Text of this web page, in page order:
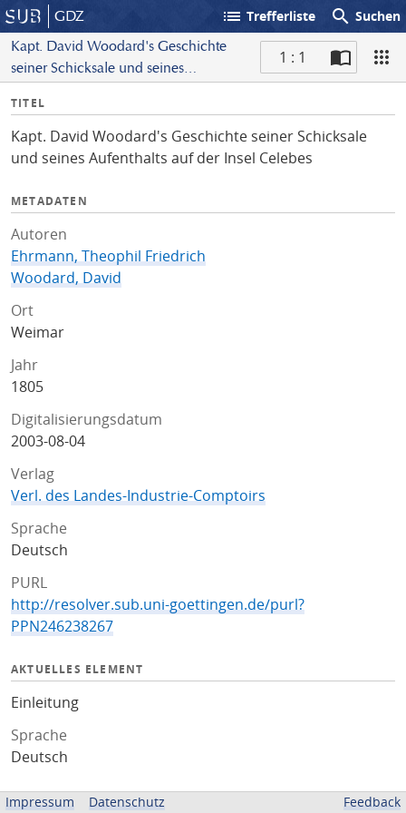
GDZ list Trefferliste search Suchen
Kapt. David Woodard's Geschichte
seiner Schicksale und seines
1 : 1
I
f
o
TITEL
Kapt. David Woodard's Geschichte seiner Schicksale
und seines Aufenthalts auf der Insel Celebes
METADATEN
Autoren
Ehrmann, Theophil Friedrich
Woodard, David
Ort
Weimar
Jahr
1805
Digitalisierungsdatum
2003-08-04
Verlag
Verl. des Landes-Industrie-Comptoirs
Sprache
Deutsch
PURL
http://resolver.sub.uni-goettingen.de/purl?
PPN246238267
AKTUELLES ELEMENT
Einleitung
Sprache
Deutsch
ZUGEHÖRIGE QUELLEN
Impressum Datenschutz Feedback